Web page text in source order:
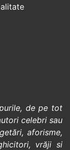
de pe tot
celebrisau
,aforisme,
, vrăji si